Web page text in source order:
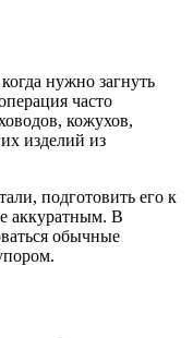
нужно загнуть
часто
кожухов,
изделий из
подготовить его к
аккуратным. В
обычные